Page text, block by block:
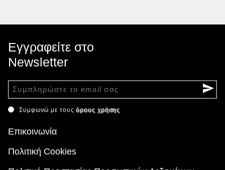
Εγγραφείτε στο
Newsletter
Συμφωνώ με τουςόρους χρήσης
Επικοινωνία
Πολιτική Cookies